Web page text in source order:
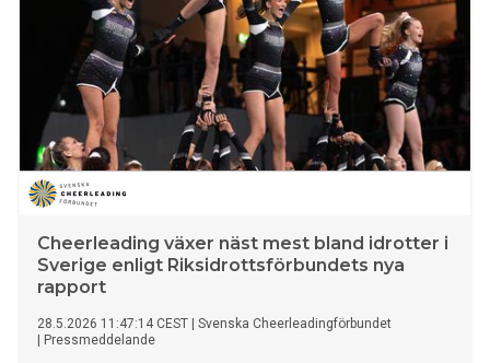
Cheerleading växer näst mest bland idrotter i
Sverige enligt Riksidrottsförbundets nya
rapport
28.5.2026 11:47:14 CEST
Svenska Cheerleadingförbundet
Pressmeddelande